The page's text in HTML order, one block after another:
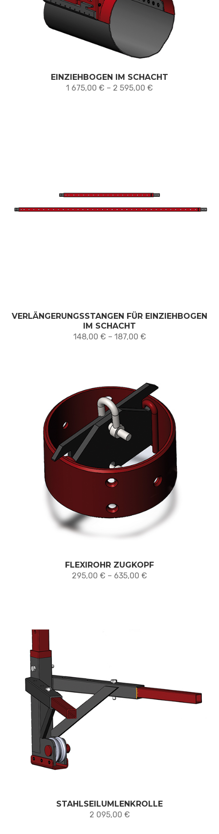
EINZIEHBOGEN IM SCHACHT
1 675,00 € – 2 595,00 €
VERLÄNGERUNGSSTANGEN FÜR EINZIEHBOGEN
IM SCHACHT
148,00 € – 187,00 €Preisspanne:
FLEXIROHR ZUGKOPF
295,00 € – 635,00 €
STAHLSEILUMLENKROLLE
2 095,00 €